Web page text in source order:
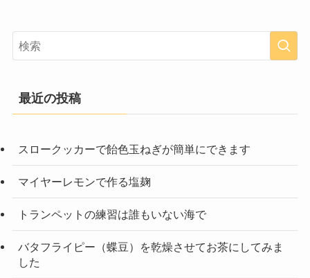
最近の投稿
スロークッカーで飴色玉ねぎが簡単にできます
マイヤーレモンで作る塩麹
トランペットの練習は誰もいない海で
バタフライピー（蝶豆）を乾燥させてお茶にしてみま
した